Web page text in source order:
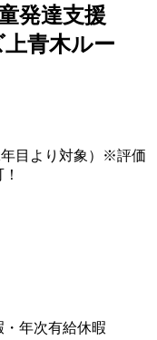
発達支援
上青木ルー
年目より対象）※評価
年次有給休暇